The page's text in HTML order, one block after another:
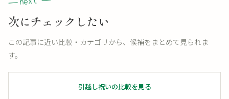
次にチェックしたい
この記事に近い比較・カテゴリから、候補をまとめて見られま
す。
引越し祝いの比較を見る